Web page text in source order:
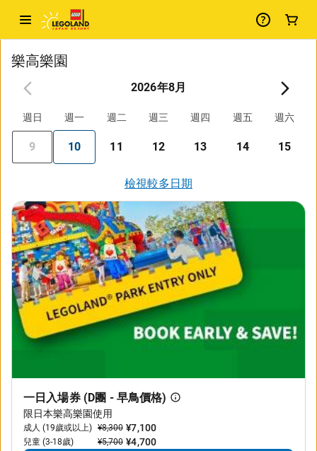
樂高樂園
2026年8月
週日 週一 週二 週三 週四 週五 週六
9 10 11 12 13 14 15
檢視較多日期
一日入場券 (D團 - 早鳥價格)
限日本樂高樂園使用
成人 (19歲或以上) ¥8,300 ¥7,100
兒童 (3-18歲) ¥5,700 ¥4,700